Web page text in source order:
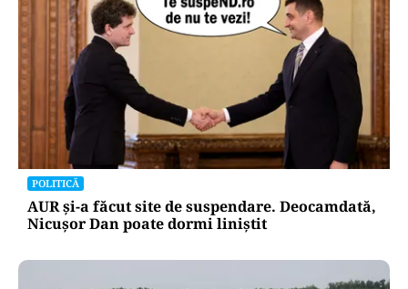
POLITICĂ
AUR și-a făcut site de suspendare. Deocamdată,
Nicușor Dan poate dormi liniștit